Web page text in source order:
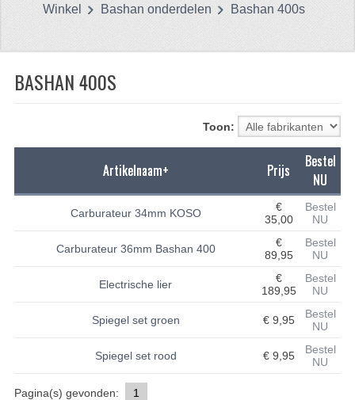
CFMOTO 500-5
BRANDSTOF SYSTEEM
PLASTIC PARTS
VERLICHTING
ONDERDELEN 50CC TOT 125CC
UNIVERSELE QUAD ONDERDELEN
BASHAN ONDERDELEN
Winkel Bashan onderdelen Bashan 400s
BASHAN 400S
Toon:
Artikelnaam+ Prijs
Bestel
NU
Carburateur 34mm KOSO
€
35,00
Bestel
NU
Carburateur 36mm Bashan 400
€
89,95
Bestel
NU
Electrische lier
€
189,95
Bestel
NU
Spiegel set groen € 9,95
Bestel
NU
Spiegel set rood € 9,95
Bestel
NU
Pagina(s) gevonden:
1